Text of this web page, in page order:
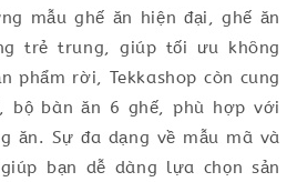
mẫu ghế ăn hiện đại, ghế ăn
trẻ trung, giúp tối ưu không
phẩm rời, Tekkashop còn cung
bộ bàn ăn 6 ghế, phù hợp với
ăn. Sự đa dạng về mẫu mã và
bạn dễ dàng lựa chọn sản